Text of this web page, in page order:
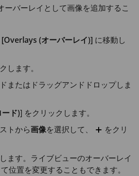
ーバーレイとして画像を追加するこ
(オーバーレイ)] に移動し
します。
またはドラッグアンドドロップしま
ド)] をクリックします。
トから画像を選択して、
をクリ
ます。ライブビューのオーバーレイ
位置を変更することもできます。